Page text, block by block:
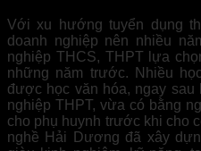
Với xu hướng tuyển dụng
doanh nghiệp nên nhiều
nghiệp THCS, THPT lựa
những năm trước. Nhiều
được học văn hóa, ngay
nghiệp THPT, vừa có bằng
cho phụ huynh trước khi cho
nghề Hải Dương đã xây